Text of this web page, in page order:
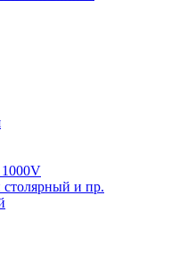
столярный и пр.